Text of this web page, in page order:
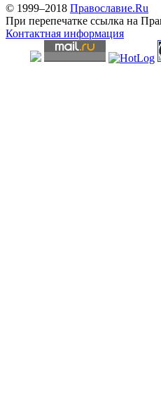
© 1999–2018 Православие.Ru
При перепечатке ссылка на
Контактная информация